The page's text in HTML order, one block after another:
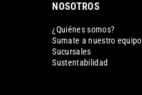
NOSOTROS
¿Quiénes somos?
Sumate a nuestro equipo
Sucursales
Sustentabilidad